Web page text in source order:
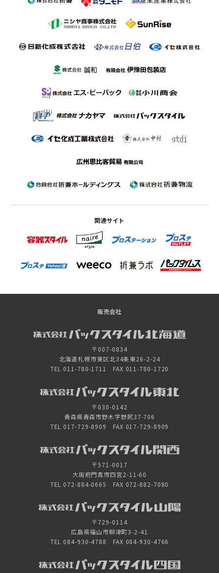
関連サイト
販売会社
〒007-0834
北海道札幌市東区北34条東26-2-24
TEL 011-780-1711 FAX 011-780-1720
〒030-0142
青森県青森市野木字野尻37-706
TEL 017-729-8909 FAX 017-729-8909
〒571-0017
大阪府門真市四宮2-11-60
TEL 072-884-0665 FAX 072-882-7080
〒729-0114
広島県福山市柳津町3-2-41
TEL 084-930-4788 FAX 084-930-4766